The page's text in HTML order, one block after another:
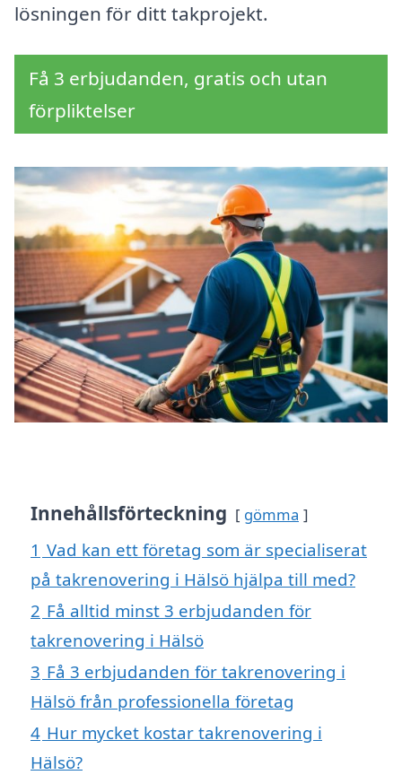
lösningen för ditt takprojekt.
Få 3 erbjudanden, gratis och utan
förpliktelser
Innehållsförteckning gömma
1 Vad kan ett företag som är specialiserat
på takrenovering i Hälsö hjälpa till med?
2 Få alltid minst 3 erbjudanden för
takrenovering i Hälsö
3 Få 3 erbjudanden för takrenovering i
Hälsö från professionella företag
4 Hur mycket kostar takrenovering i
Hälsö?